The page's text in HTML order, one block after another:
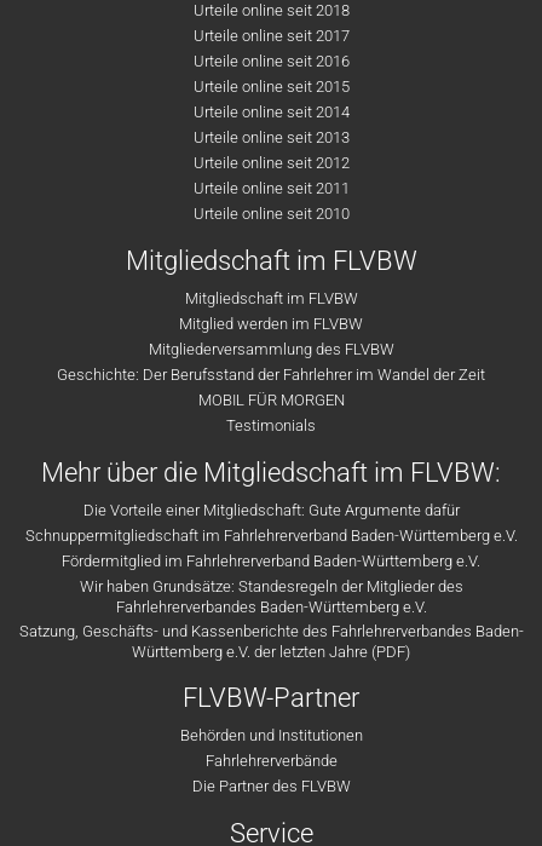
Urteile online seit 2018
Urteile online seit 2017
Urteile online seit 2016
Urteile online seit 2015
Urteile online seit 2014
Urteile online seit 2013
Urteile online seit 2012
Urteile online seit 2011
Urteile online seit 2010
Mitgliedschaft im FLVBW
Mitgliedschaft im FLVBW
Mitglied werden im FLVBW
Mitgliederversammlung des FLVBW
Geschichte: Der Berufsstand der Fahrlehrer im Wandel der Zeit
MOBIL FÜR MORGEN
Testimonials
Mehr über die Mitgliedschaft im FLVBW:
Die Vorteile einer Mitgliedschaft: Gute Argumente dafür
Schnuppermitgliedschaft im Fahrlehrerverband Baden-Württemberg e.V.
Fördermitglied im Fahrlehrerverband Baden-Württemberg e.V.
Wir haben Grundsätze: Standesregeln der Mitglieder des
Fahrlehrerverbandes Baden-Württemberg e.V.
Satzung, Geschäfts- und Kassenberichte des Fahrlehrerverbandes Baden-
Württemberg e.V. der letzten Jahre (PDF)
FLVBW-Partner
Behörden und Institutionen
Fahrlehrerverbände
Die Partner des FLVBW
Service